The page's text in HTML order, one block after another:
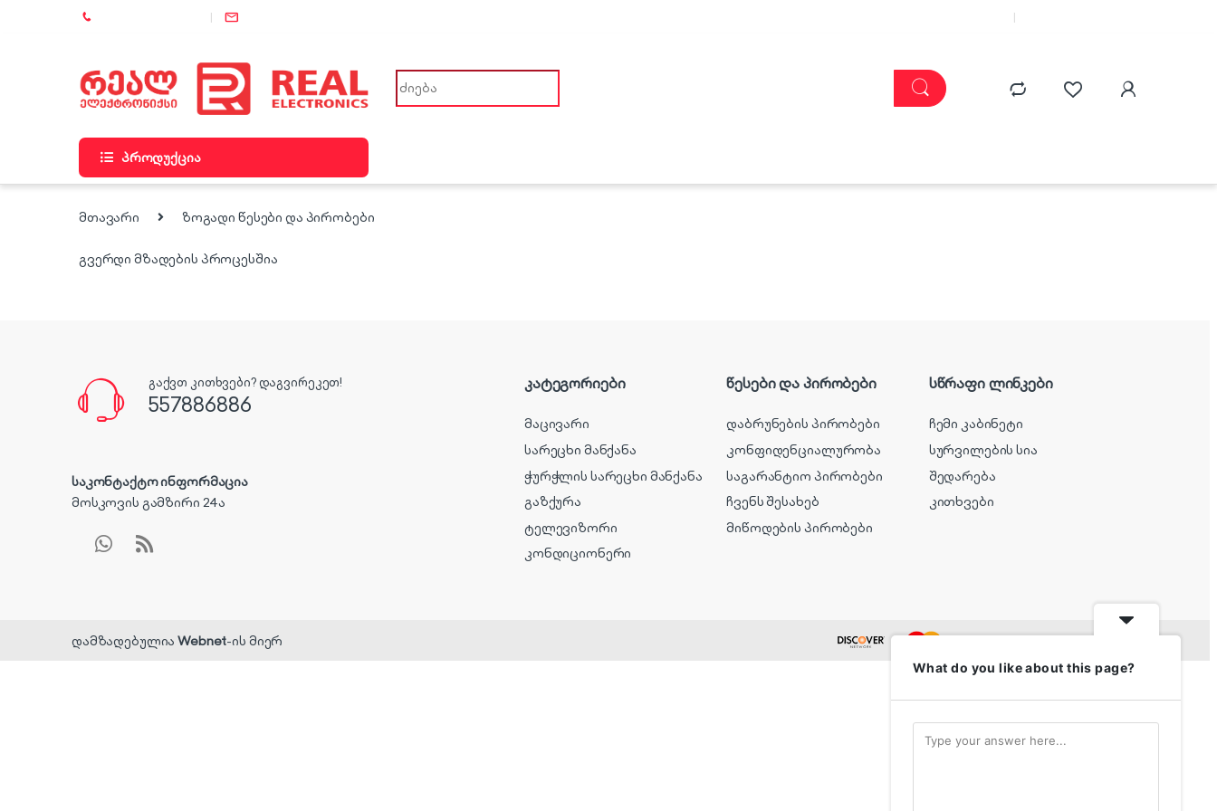
Skip to navigation
Skip to content
Search for:
პროდუქცია
მთავარი ზოგადი წესები და პირობები
გვერდი მზადების პროცესშია
გაქვთ კითხვები? დაგვირეკეთ!
557886886
საკონტაქტო ინფორმაცია
მოსკოვის გამზირი 24ა
კატეგორიები
მაცივარი
სარეცხი მანქანა
ჭურჭლის სარეცხი მანქანა
გაზქურა
ტელევიზორი
კონდიციონერი
წესები და პირობები
დაბრუნების პირობები
კონფიდენციალურობა
საგარანტიო პირობები
ჩვენს შესახებ
მიწოდების პირობები
სწრაფი ლინკები
ჩემი კაბინეტი
სურვილების სია
შედარება
კითხვები
დამზადებულიაWebnet-ის მიერ
What do you like about this page?